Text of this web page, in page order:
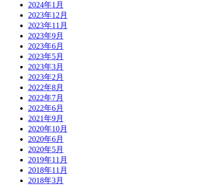
2024年1月
2023年12月
2023年11月
2023年9月
2023年6月
2023年5月
2023年3月
2023年2月
2022年8月
2022年7月
2022年6月
2021年9月
2020年10月
2020年6月
2020年5月
2019年11月
2018年11月
2018年3月